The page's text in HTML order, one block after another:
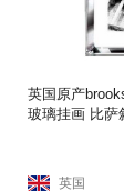
英国原产
玻璃挂画 比萨
英国